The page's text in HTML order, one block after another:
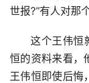
世报?”有人对那
这个王伟恒
恒的资料来看，
王伟恒即使后悔